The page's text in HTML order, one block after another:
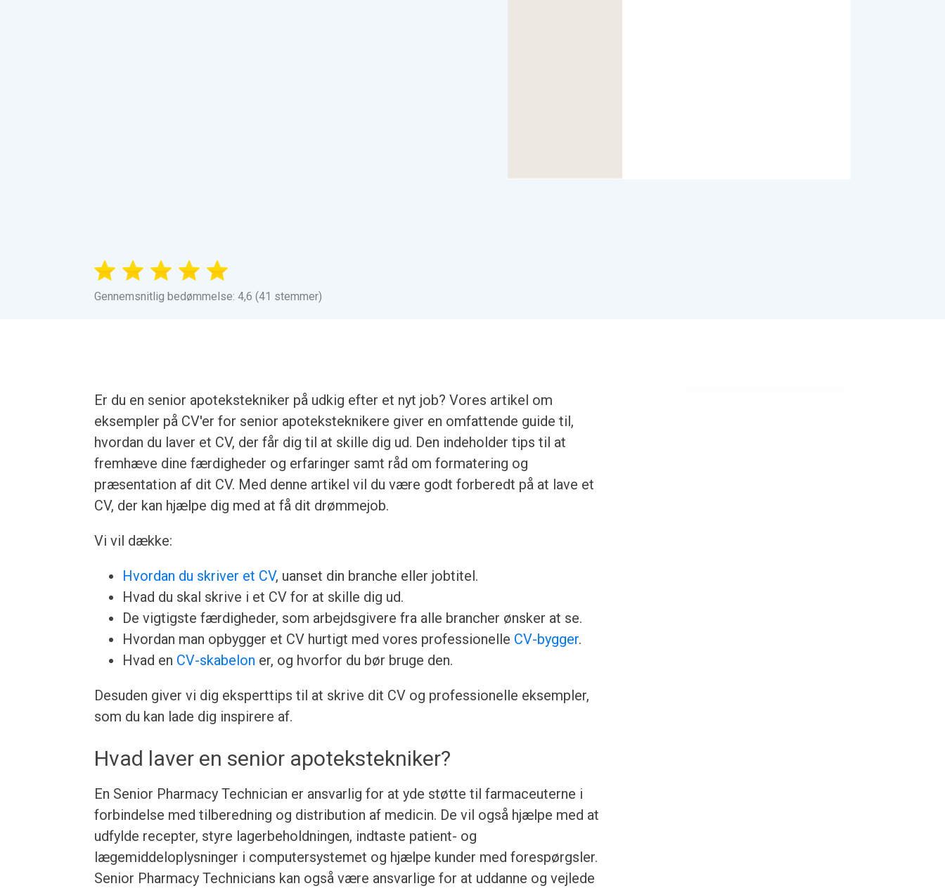
Gennemsnitlig bedømmelse: 4,6 (41 stemmer)
Er du en senior apotekstekniker på udkig efter et nyt job? Vores artikel om
eksempler på CV'er for senior apoteksteknikere giver en omfattende guide til,
hvordan du laver et CV, der får dig til at skille dig ud. Den indeholder tips til at
fremhæve dine færdigheder og erfaringer samt råd om formatering og
præsentation af dit CV. Med denne artikel vil du være godt forberedt på at lave et
CV, der kan hjælpe dig med at få dit drømmejob.
Vi vil dække:
Hvordan du skriver et CV, uanset din branche eller jobtitel.
Hvad du skal skrive i et CV for at skille dig ud.
De vigtigste færdigheder, som arbejdsgivere fra alle brancher ønsker at se.
Hvordan man opbygger et CV hurtigt med vores professionelle CV-bygger.
Hvad en CV-skabelon er, og hvorfor du bør bruge den.
Desuden giver vi dig eksperttips til at skrive dit CV og professionelle eksempler,
som du kan lade dig inspirere af.
Hvad laver en senior apotekstekniker?
En Senior Pharmacy Technician er ansvarlig for at yde støtte til farmaceuterne i
forbindelse med tilberedning og distribution af medicin. De vil også hjælpe med at
udfylde recepter, styre lagerbeholdningen, indtaste patient- og
lægemiddeloplysninger i computersystemet og hjælpe kunder med forespørgsler.
Senior Pharmacy Technicians kan også være ansvarlige for at uddanne og vejlede